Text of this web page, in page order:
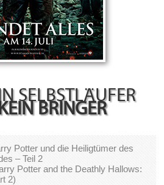
SELBSTLÄUFER
BRINGER
Potter und die Heiligtümer des
– Teil 2
Potter and the Deathly Hallows:
2)